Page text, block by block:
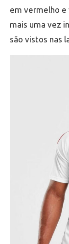
em vermelho e
mais uma vez
são vistos nas